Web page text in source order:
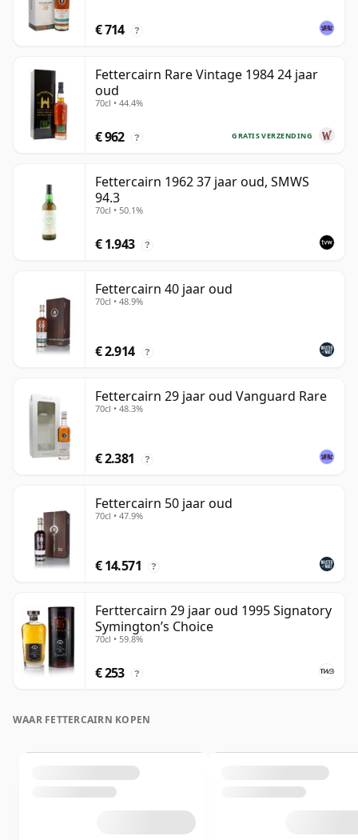
€ 714 ?
Fettercairn Rare Vintage 1984 24 jaar
oud
70cl • 44.4%
GRATIS VERZENDING
€ 962 ?
Fettercairn 1962 37 jaar oud, SMWS
94.3
70cl • 50.1%
€ 1.943 ?
Fettercairn 40 jaar oud
70cl • 48.9%
€ 2.914 ?
Fettercairn 29 jaar oud Vanguard Rare
70cl • 48.3%
€ 2.381 ?
Fettercairn 50 jaar oud
70cl • 47.9%
€ 14.571 ?
Ferttercairn 29 jaar oud 1995 Signatory
Symington’s Choice
70cl • 59.8%
€ 253 ?
WAAR FETTERCAIRN KOPEN